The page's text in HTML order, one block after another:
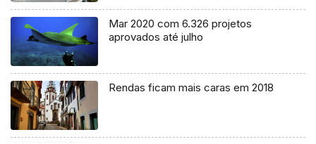
Mar 2020 com 6.326 projetos
aprovados até julho
Rendas ficam mais caras em 2018